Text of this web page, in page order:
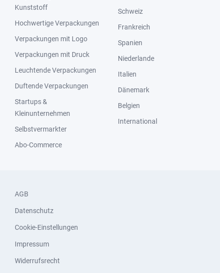
Kunststoff
Hochwertige Verpackungen
Verpackungen mit Logo
Verpackungen mit Druck
Leuchtende Verpackungen
Duftende Verpackungen
Startups &
Kleinunternehmen
Selbstvermarkter
Abo-Commerce
Schweiz
Frankreich
Spanien
Niederlande
Italien
Dänemark
Belgien
International
AGB
Datenschutz
Cookie-Einstellungen
Impressum
Widerrufsrecht